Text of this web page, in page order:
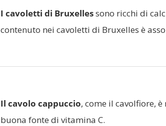
I cavoletti di Bruxellessono ricchi di
contenuto nei cavoletti di Bruxelles è
Il cavolo cappuccio, come il cavolfiore,
buona fonte di vitamina C.